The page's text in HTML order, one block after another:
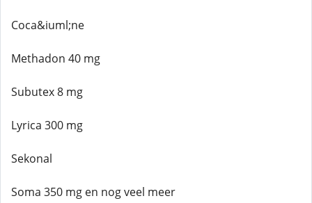
Coca&iuml;ne
Methadon 40 mg
Subutex 8 mg
Lyrica 300 mg
Sekonal
Soma 350 mg en nog veel meer